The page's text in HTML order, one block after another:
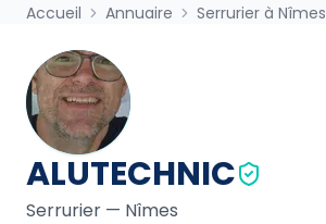
Accueil Annuaire Serrurier à Nîmes
ALUTECHNIC
Serrurier — Nîmes